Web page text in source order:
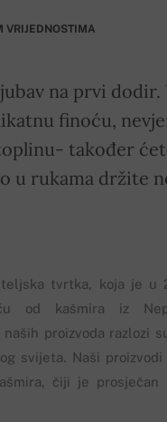
VRIJEDNOSTIMA
na prvi dodir.
finoću,
također
u rukama držite
tvrtka, koja je u
od kašmira iz
proizvoda razlozi
svijeta. Naši proizvodi
čiji je prosječan